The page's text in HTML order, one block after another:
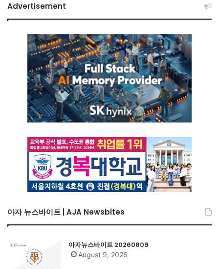
Advertisement
아자 뉴스바이트 | AJA Newsbites
아자뉴스바이트 20260809
August 9, 2026